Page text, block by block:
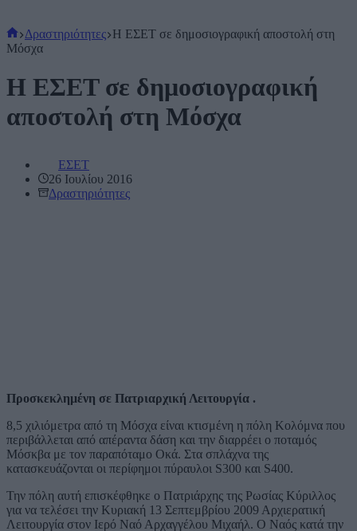
Αρχική
σελίδα
Δραστηριότητες Η ΕΣΕΤ σε δημοσιογραφική αποστολή στη
Μόσχα
Η ΕΣΕΤ σε δημοσιογραφική
αποστολή στη Μόσχα
ΕΣΕΤ
26 Ιουλίου 2016
Δραστηριότητες
Προσκεκλημένη σε Πατριαρχική Λειτουργία .
8,5 χιλιόμετρα από τη Μόσχα είναι κτισμένη η πόλη Κολόμνα που
περιβάλλεται από απέραντα δάση και την διαρρέει ο ποταμός
Μόσκβα με τον παραπόταμο Οκά. Στα σπλάχνα της
κατασκευάζονται οι περίφημοι πύραυλοι S300 και S400.
Την πόλη αυτή επισκέφθηκε ο Πατριάρχης της Ρωσίας Κύριλλος
για να τελέσει την Κυριακή 13 Σεπτεμβρίου 2009 Αρχιερατική
Λειτουργία στον Ιερό Ναό Αρχαγγέλου Μιχαήλ. Ο Ναός κατά την